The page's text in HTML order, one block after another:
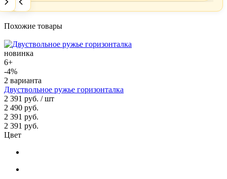
Похожие товары
новинка
6+
-4%
2 варианта
Двуствольное ружье горизонталка
2 391 руб. / шт
2 490 руб.
2 391 руб.
2 391 руб.
Цвет